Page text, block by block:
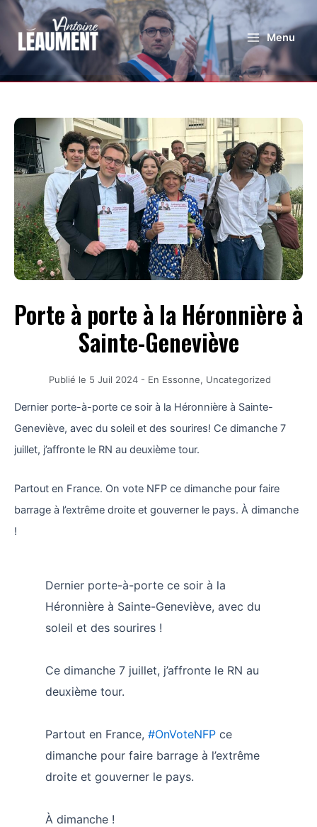
Menu
Porte à porte à la Héronnière à
Sainte-Geneviève
Publié le 5 Juil 2024 - En Essonne, Uncategorized
Dernier porte-à-porte ce soir à la Héronnière à Sainte-
Geneviève, avec du soleil et des sourires! Ce dimanche 7
juillet, j’affronte le RN au deuxième tour.
Partout en France. On vote NFP ce dimanche pour faire
barrage à l’extrême droite et gouverner le pays. À dimanche
!
Dernier porte-à-porte ce soir à la
Héronnière à Sainte-Geneviève, avec du
soleil et des sourires !
Ce dimanche 7 juillet, j’affronte le RN au
deuxième tour.
Partout en France,#OnVoteNFP ce
dimanche pour faire barrage à l’extrême
droite et gouverner le pays.
À dimanche !